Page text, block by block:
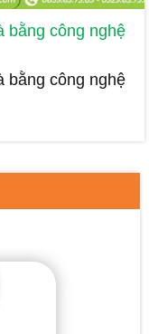
bằng công nghệ
bằng công nghệ